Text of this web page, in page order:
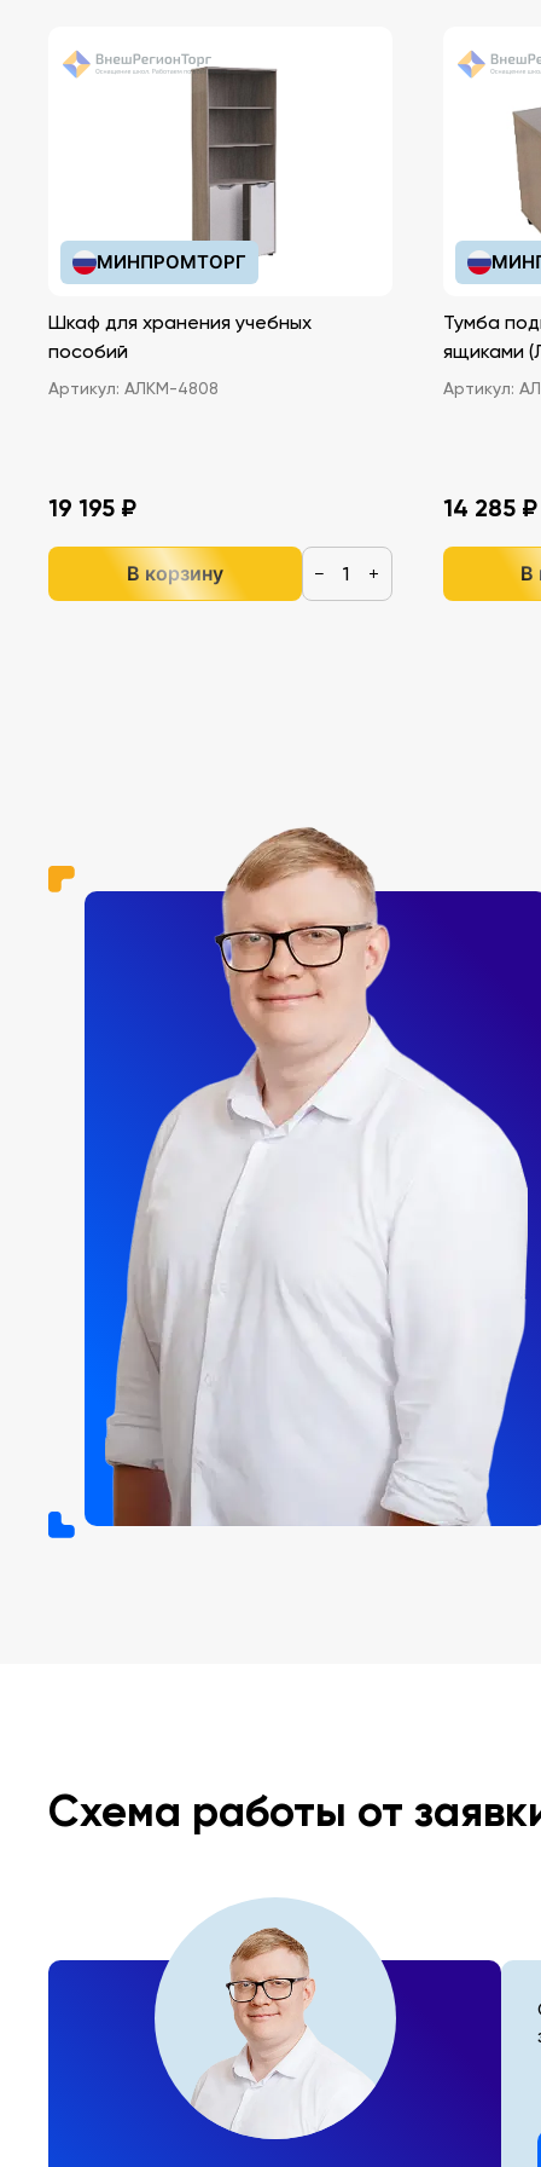
МИНПРОМТОРГ
Шкаф для хранения учебных
пособий
Артикул: АЛКМ-4808
19 195 ₽
В корзину − +
Тумба
Артикул:
14 285 ₽
В
Схема работы от